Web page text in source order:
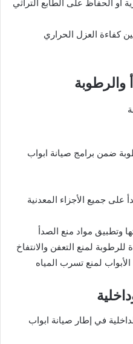
أو الحفاظ على الطابع التراثي
كفاءة العزل الحراري
والرطوبة
ضمن برامج صيانة ابواب
جميع الأجزاء المعدنية
وتطبيق مواد منع الصدأ
لمنع التعفن والانتفاخ
لمنع تسرب المياه
في إطار صيانة ابواب